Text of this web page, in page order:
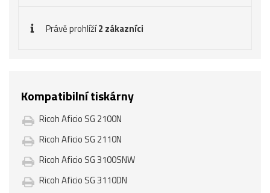
Právě prohlíží2 zákazníci
Kompatibilní tiskárny
Ricoh Aficio SG 2100N
Ricoh Aficio SG 2110N
Ricoh Aficio SG 3100SNW
Ricoh Aficio SG 3110DN